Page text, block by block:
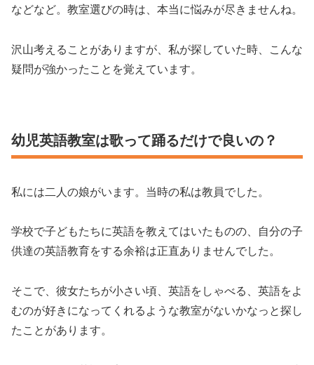
などなど。教室選びの時は、本当に悩みが尽きませんね。
沢山考えることがありますが、私が探していた時、こんな
疑問が強かったことを覚えています。
幼児英語教室は歌って踊るだけで良いの？
私には二人の娘がいます。当時の私は教員でした。
学校で子どもたちに英語を教えてはいたものの、自分の子
供達の英語教育をする余裕は正直ありませんでした。
そこで、彼女たちが小さい頃、英語をしゃべる、英語をよ
むのが好きになってくれるような教室がないかなっと探し
たことがあります。